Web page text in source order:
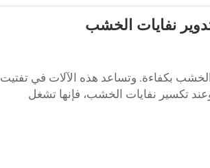
نفايات الخشب
بكفاءة. وتساعد هذه الآلات في تفتيت
تكسير نفايات الخشب، فإنها تشغل